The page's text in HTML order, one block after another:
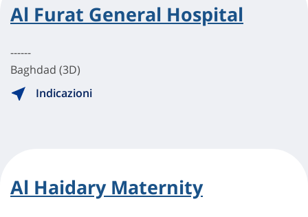
Al Furat General Hospital
------
Baghdad (3D)
Indicazioni
Al Haidary Maternity